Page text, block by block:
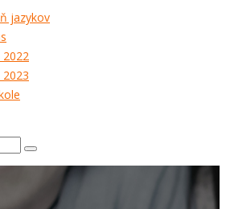
jazykov
2022
2023